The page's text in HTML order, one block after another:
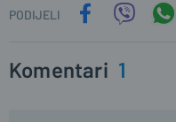
PODIJELI
Komentari 1